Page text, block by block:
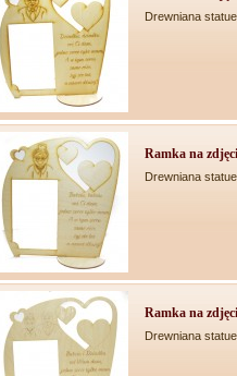
Drewniana
Ramka na
Drewniana
Ramka na
Drewniana